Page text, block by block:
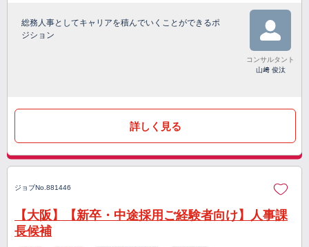
総務人事としてキャリアを積んでいくことができるポ
ジション
コンサルタント
山﨑 俊汰
詳しく見る
ジョブNo.881446
【大阪】【新卒・中途採用ご経験者向け】人事課
長候補